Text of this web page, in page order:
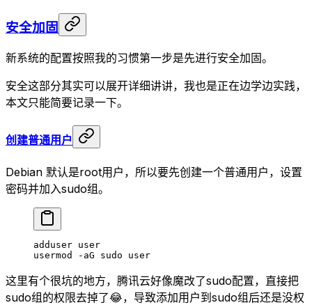
安全加固
新系统的配置按照我的习惯第一步是先进行安全加固。
安全这部分其实可以展开详细讲讲，我也是正在边学边实践，
本文只能简要记录一下。
创建普通用户
Debian 默认是root用户，所以要先创建一个普通用户，设置
密码并加入sudo组。
adduser user
usermod
-aG sudo user
这里有个很坑的地方，腾讯云好像魔改了sudo配置，直接把
sudo组的权限去掉了😂，导致添加用户到sudo组后还是没权